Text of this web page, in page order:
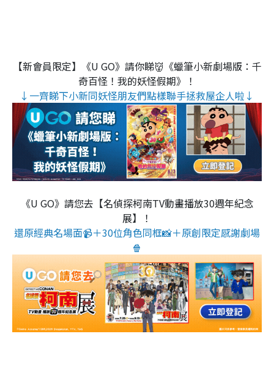
【新會員限定】《U GO》請你睇👹《蠟筆小新劇場版：千
奇百怪！我的妖怪假期》！
↓一齊睇下小新同妖怪朋友們點樣聯手拯救屋企人啦↓
《U GO》請您去【名偵探柯南TV動畫播放30週年紀念
展】！
還原經典名場面📹＋30位角色同框📸＋原創限定感謝劇場
🍿